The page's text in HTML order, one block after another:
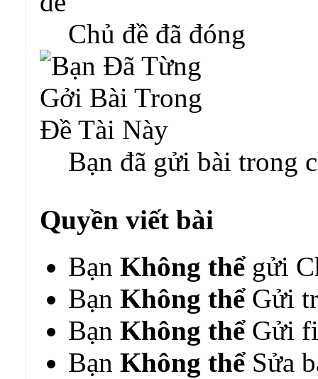
Chủ đề đã đóng
Bạn đã gửi bài trong
Quyền viết bài
Bạn Không thểgửi
Bạn Không thểGửi
Bạn Không thểGửi
Bạn Không thểSửa